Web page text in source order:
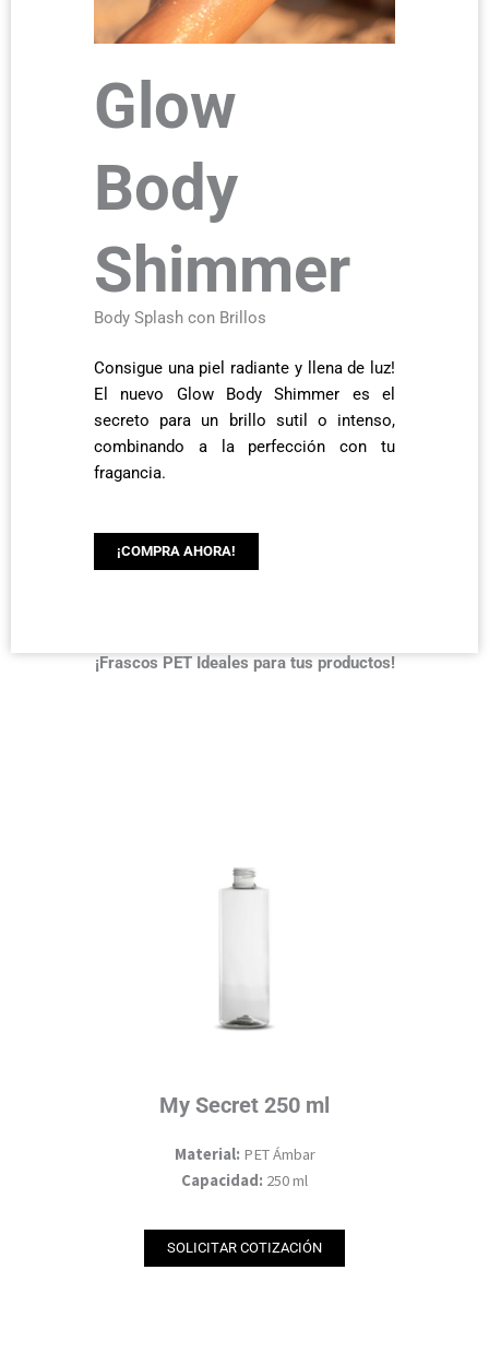
Glow
Body
Shimmer
Body Splash con Brillos
Consigue una piel radiante y llena de luz!
El nuevo Glow Body Shimmer es el
secreto para un brillo sutil o intenso,
combinando a la perfección con tu
fragancia.
¡COMPRA AHORA!
¡Frascos PET Ideales para tus productos!
My Secret 250 ml
Material: PET Ámbar
Capacidad: 250 ml
SOLICITAR COTIZACIÓN